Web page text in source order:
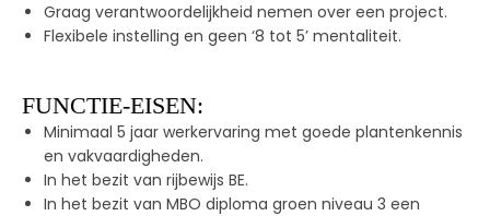
Graag verantwoordelijkheid nemen over een project.
Flexibele instelling en geen ‘8 tot 5’ mentaliteit.
FUNCTIE-EISEN:
Minimaal 5 jaar werkervaring met goede plantenkennis
en vakvaardigheden.
In het bezit van rijbewijs BE.
In het bezit van MBO diploma groen niveau 3 een